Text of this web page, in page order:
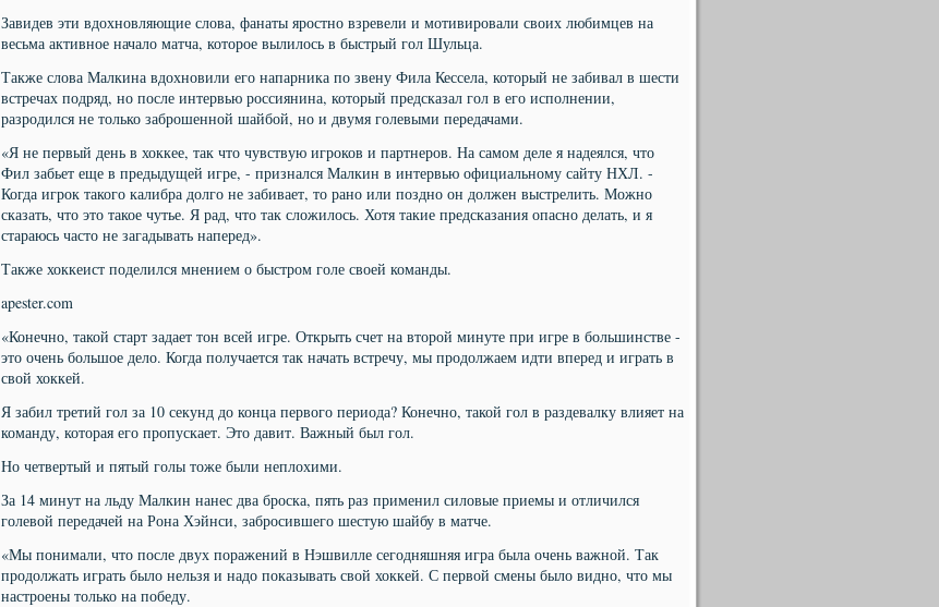
Завидев эти вдохновляющие слова, фанаты яростно взревели и мотивировали своих любимцев на
весьма активное начало матча, которое вылилось в быстрый гол Шульца.
Также слова Малкина вдохновили его напарника по звену Фила Кессела, который не забивал в шести
встречах подряд, но после интервью россиянина, который предсказал гол в его исполнении,
разродился не только заброшенной шайбой, но и двумя голевыми передачами.
«Я не первый день в хоккее, так что чувствую игроков и партнеров. На самом деле я надеялся, что
Фил забьет еще в предыдущей игре, - признался Малкин в интервью официальному сайту НХЛ. -
Когда игрок такого калибра долго не забивает, то рано или поздно он должен выстрелить. Можно
сказать, что это такое чутье. Я рад, что так сложилось. Хотя такие предсказания опасно делать, и я
стараюсь часто не загадывать наперед».
Также хоккеист поделился мнением о быстром голе своей команды.
apester.com
«Конечно, такой старт задает тон всей игре. Открыть счет на второй минуте при игре в большинстве -
это очень большое дело. Когда получается так начать встречу, мы продолжаем идти вперед и играть в
свой хоккей.
Я забил третий гол за 10 секунд до конца первого периода? Конечно, такой гол в раздевалку влияет на
команду, которая его пропускает. Это давит. Важный был гол.
Но четвертый и пятый голы тоже были неплохими.
За 14 минут на льду Малкин нанес два броска, пять раз применил силовые приемы и отличился
голевой передачей на Рона Хэйнси, забросившего шестую шайбу в матче.
«Мы понимали, что после двух поражений в Нэшвилле сегодняшняя игра была очень важной. Так
продолжать играть было нельзя и надо показывать свой хоккей. С первой смены было видно, что мы
настроены только на победу.